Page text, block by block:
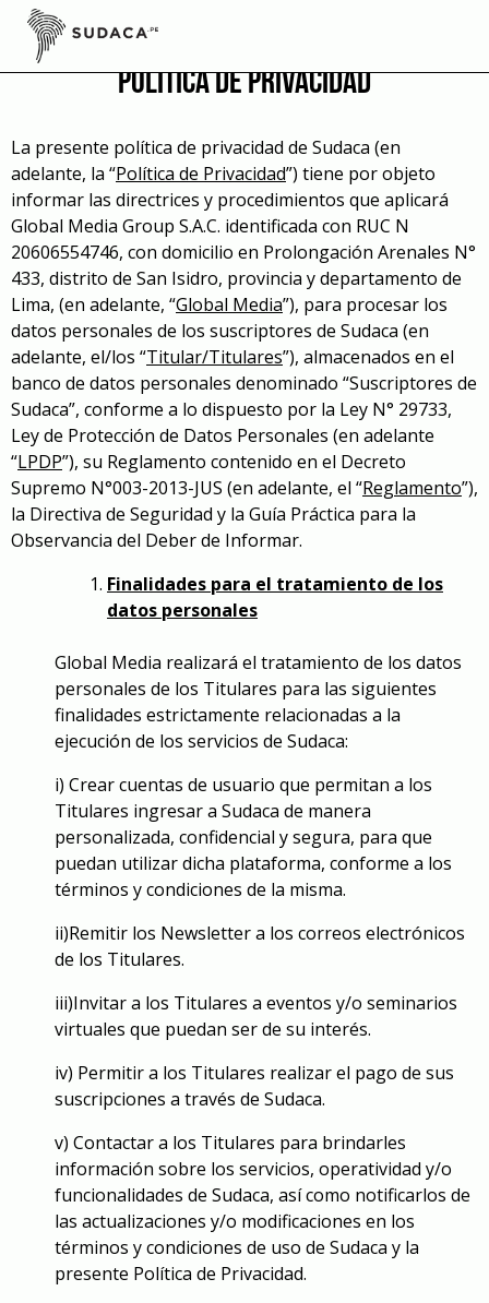
Skip
content
Política de privacidad
La presente política de privacidad de Sudaca (en
adelante, la “Política de Privacidad”) tiene por objeto
informar las directrices y procedimientos que aplicará
Global Media Group S.A.C. identificada con RUC N
20606554746, con domicilio en Prolongación Arenales N°
433, distrito de San Isidro, provincia y departamento de
Lima, (en adelante, “Global Media”), para procesar los
datos personales de los suscriptores de Sudaca (en
adelante, el/los “Titular/Titulares”), almacenados en el
banco de datos personales denominado “Suscriptores de
Sudaca”, conforme a lo dispuesto por la Ley N° 29733,
Ley de Protección de Datos Personales (en adelante
“LPDP”), su Reglamento contenido en el Decreto
Supremo N°003-2013-JUS (en adelante, el “Reglamento”),
la Directiva de Seguridad y la Guía Práctica para la
Observancia del Deber de Informar.
Finalidades para el tratamiento de los
datos personales
Global Media realizará el tratamiento de los datos
personales de los Titulares para las siguientes
finalidades estrictamente relacionadas a la
ejecución de los servicios de Sudaca:
i) Crear cuentas de usuario que permitan a los
Titulares ingresar a Sudaca de manera
personalizada, confidencial y segura, para que
puedan utilizar dicha plataforma, conforme a los
términos y condiciones de la misma.
ii)Remitir los Newsletter a los correos electrónicos
de los Titulares.
iii)Invitar a los Titulares a eventos y/o seminarios
virtuales que puedan ser de su interés.
iv) Permitir a los Titulares realizar el pago de sus
suscripciones a través de Sudaca.
v) Contactar a los Titulares para brindarles
información sobre los servicios, operatividad y/o
funcionalidades de Sudaca, así como notificarlos de
las actualizaciones y/o modificaciones en los
términos y condiciones de uso de Sudaca y la
presente Política de Privacidad.